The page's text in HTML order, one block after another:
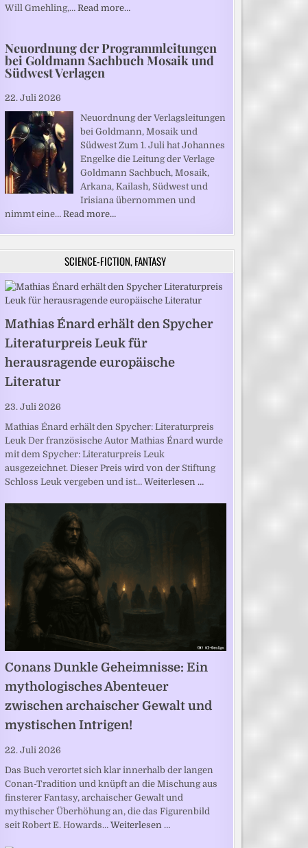
Will Gmehling,… Read more…
Neuordnung der Programmleitungen
bei Goldmann Sachbuch Mosaik und
Südwest Verlagen
22. Juli 2026
Neuordnung der Verlagsleitungen
bei Goldmann, Mosaik und
Südwest Zum 1. Juli hat Johannes
Engelke die Leitung der Verlage
Goldmann Sachbuch, Mosaik,
Arkana, Kailash, Südwest und
Irisiana übernommen und
nimmt eine… Read more…
SCIENCE-FICTION, FANTASY
Mathias Énard erhält den Spycher
Literaturpreis Leuk für
herausragende europäische
Literatur
23. Juli 2026
Mathias Énard erhält den Spycher: Literaturpreis
Leuk Der französische Autor Mathias Énard wurde
mit dem Spycher: Literaturpreis Leuk
ausgezeichnet. Dieser Preis wird von der Stiftung
Schloss Leuk vergeben und ist… Weiterlesen …
Conans Dunkle Geheimnisse: Ein
mythologisches Abenteuer
zwischen archaischer Gewalt und
mystischen Intrigen!
22. Juli 2026
Das Buch verortet sich klar innerhalb der langen
Conan-Tradition und knüpft an die Mischung aus
finsterer Fantasy, archaischer Gewalt und
mythischer Überhöhung an, die das Figurenbild
seit Robert E. Howards… Weiterlesen …